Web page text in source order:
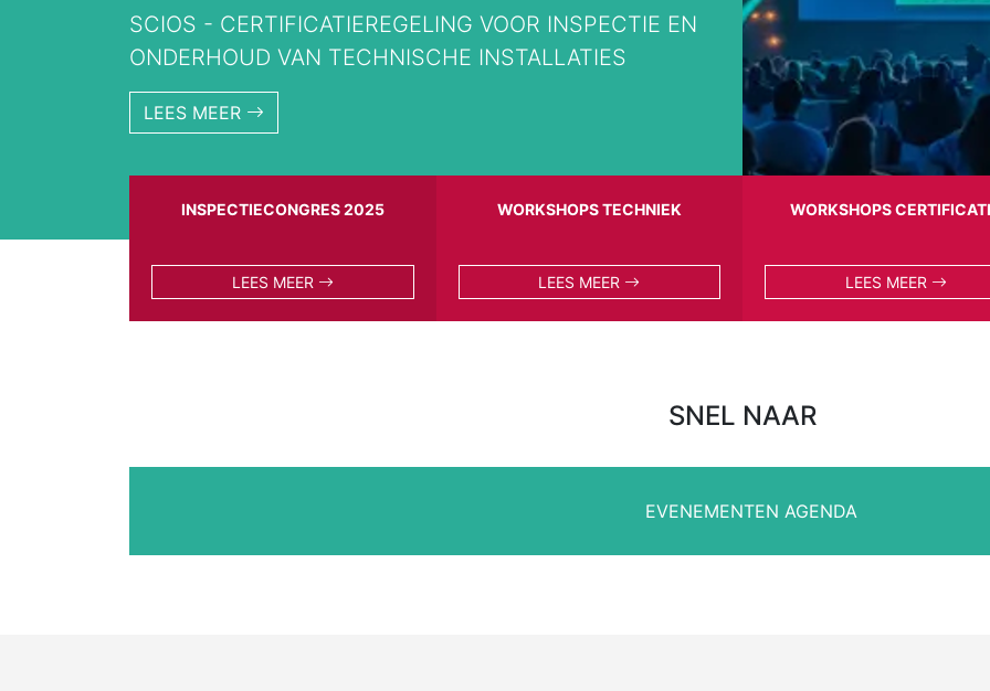
SCIOS - CERTIFICATIEREGELING VOOR INSPECTIE EN
ONDERHOUD VAN TECHNISCHE INSTALLATIES
LEES MEER
INSPECTIECONGRES 2025
LEES MEER
WORKSHOPS TECHNIEK
LEES MEER
WORKSHOPS
LEES MEER
SNEL NAAR
EVENEMENTEN AGENDA